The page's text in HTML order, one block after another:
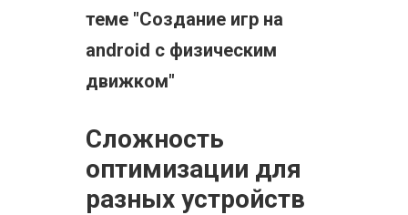
теме "Создание игр на
android с физическим
движком"
Сложность
оптимизации для
разных устройств